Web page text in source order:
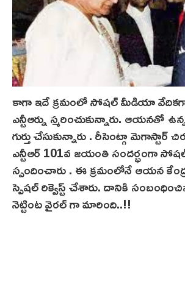
కాగా ఇదే క్రమంలో సోషల్ మీడియా వేదికగా
ఎన్టీఆర్ను స్మరించుకున్నారు. ఆయనతో
గుర్తు చేసుకున్నారు . రీసెంట్గా మెగాస్టార్
ఎన్టీఆర్ 101వ జయంతి సందర్భంగా
స్పందించారు . ఈ క్రమంలోనే ఆయన కేంద్ర
స్పెషల్ రిక్వెస్ట్ చేశారు. దానికి
నెట్టింట వైరల్ గా మారింది..!!